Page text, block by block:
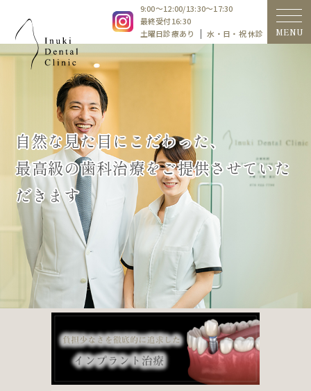
9:00〜12:00/13:30〜17:30
最終受付16:30
土曜日診療あり
水・日・祝 休診 MENU
自然な見た目にこだわった、
最高級の歯科治療をご提供させていた
だきます